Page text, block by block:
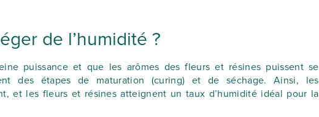
de l’humidité ?
puissance et que les arômes des fleurs et résines puissent se
des étapes de maturation (curing) et de séchage. Ainsi, les
et les fleurs et résines atteignent un taux d’humidité idéal pour la